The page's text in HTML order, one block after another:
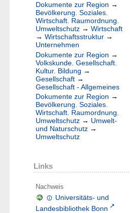
Dokumente zur Region →
Bevölkerung. Soziales.
Wirtschaft. Raumordnung.
Umweltschutz → Wirtschaft
→ Wirtschaftsstruktur →
Unternehmen
Dokumente zur Region →
Volkskunde. Gesellschaft.
Kultur. Bildung →
Gesellschaft →
Gesellschaft - Allgemeines
Dokumente zur Region →
Bevölkerung. Soziales.
Wirtschaft. Raumordnung.
Umweltschutz → Umwelt-
und Naturschutz →
Umweltschutz
Links
Nachweis
Universitäts- und
Landesbibliothek Bonn